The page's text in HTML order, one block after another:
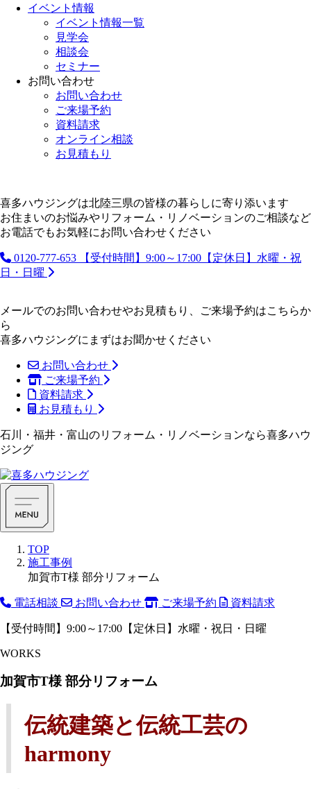
イベント情報
イベント情報一覧
見学会
相談会
セミナー
お問い合わせ
お問い合わせ
ご来場予約
資料請求
オンライン相談
お見積もり
喜多ハウジングは北陸三県の皆様の暮らしに寄り添います
お住まいのお悩みやリフォーム・リノベーションのご相談など
お電話でもお気軽にお問い合わせください
0120-777-653
【受付時間】9:00～17:00【定休日】水曜・祝
日・日曜
メールでのお問い合わせやお見積もり、ご来場予約はこちらか
ら
喜多ハウジングにまずはお聞かせください
お問い合わせ
ご来場予約
資料請求
お見積もり
石川・福井・富山のリフォーム・リノベーションなら喜多ハウ
ジング
TOP
施工事例
加賀市T様 部分リフォーム
電話相談 お問い合わせ ご来場予約 資料請求
【受付時間】9:00～17:00【定休日】水曜・祝日・日曜
WORKS
加賀市T様 部分リフォーム
伝統建築と伝統工芸の
harmony